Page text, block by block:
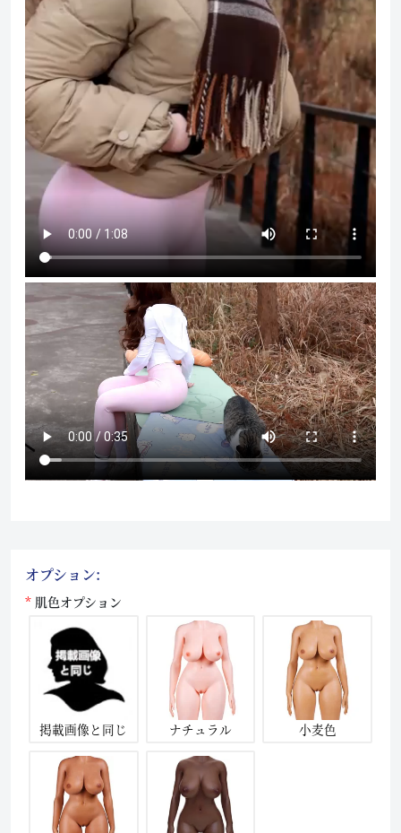
オプション:
肌色オプション
掲載画像と同じ ナチュラル 小麦色